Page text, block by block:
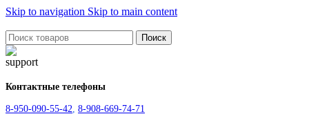
Skip to navigation Skip to main content
Поиск
Контактные телефоны
8-950-090-55-42, 8-908-669-74-71